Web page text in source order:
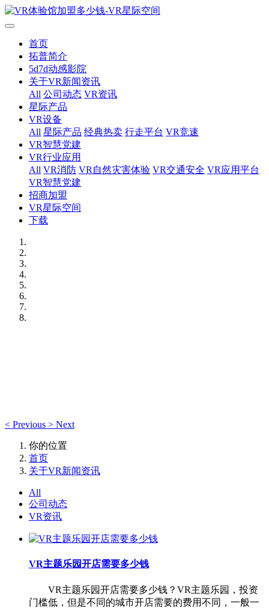
首页
拓普简介
5d7d动感影院
关于VR新闻资讯
All 公司动态 VR资讯
星际产品
VR设备
All 星际产品 经典热卖 行走平台 VR竞速
VR智慧党建
VR行业应用
All VR消防 VR自然灾害体验 VR交通安全 VR应用平台
VR智慧党建
招商加盟
VR星际空间
下载
< Previous > Next
你的位置
首页
关于VR新闻资讯
All
公司动态
VR资讯
VR主题乐园开店需要多少钱
VR主题乐园开店需要多少钱？VR主题乐园，投资
门槛低，但是不同的城市开店需要的费用不同，一般一